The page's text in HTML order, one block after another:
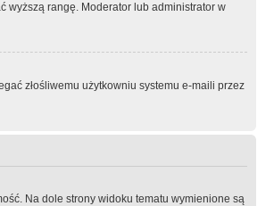
wyższą rangę. Moderator lub administrator w
złośliwemu użytkowniu systemu e-maili przez
Na dole strony widoku tematu wymienione są